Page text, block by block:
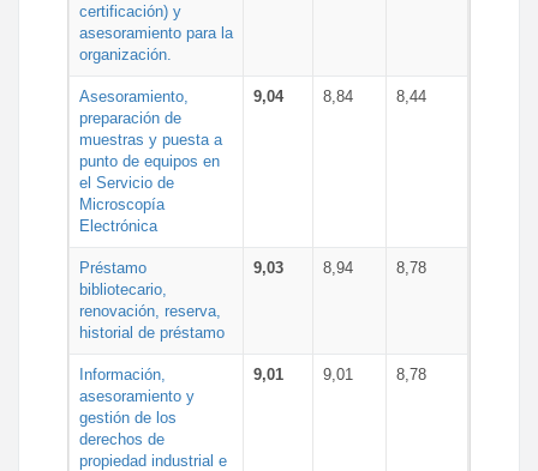
certificación) y
asesoramiento para la
organización.
Asesoramiento,
preparación de
muestras y puesta a
punto de equipos en
el Servicio de
Microscopía
Electrónica
9,04 8,84 8,44
Préstamo
bibliotecario,
renovación, reserva,
historial de préstamo
9,03 8,94 8,78
Información,
asesoramiento y
gestión de los
derechos de
propiedad industrial e
9,01 9,01 8,78